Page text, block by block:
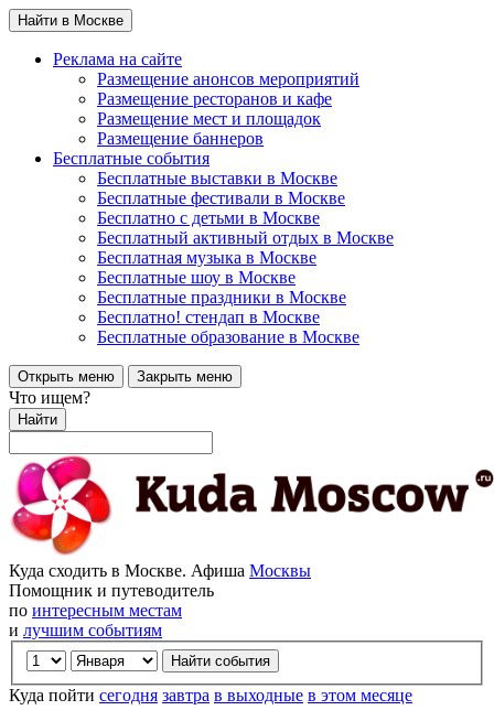
Найти в Москве
Реклама на сайте
Размещение анонсов мероприятий
Размещение ресторанов и кафе
Размещение мест и площадок
Размещение баннеров
Бесплатные события
Бесплатные выставки в Москве
Бесплатные фестивали в Москве
Бесплатно с детьми в Москве
Бесплатный активный отдых в Москве
Бесплатная музыка в Москве
Бесплатные шоу в Москве
Бесплатные праздники в Москве
Бесплатно! стендап в Москве
Бесплатные образование в Москве
Открыть меню Закрыть меню
Что ищем?
Найти
Куда сходить в Москве. Афиша Москвы
Помощник и путеводитель
по интересным местам
и лучшим событиям
Куда пойти сегодня завтра в выходные в этом месяце